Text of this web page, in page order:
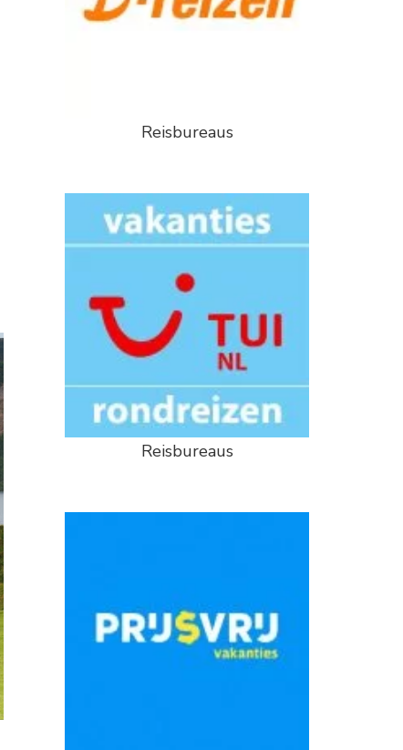
Reisbureaus
Reisbureaus